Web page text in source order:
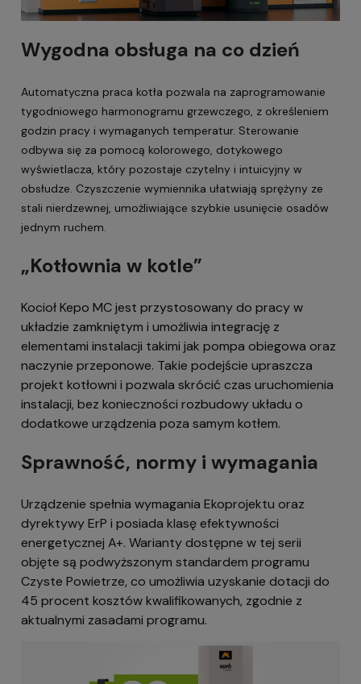
Wygodna obsługa na co dzień
Automatyczna praca kotła pozwala na zaprogramowanie
tygodniowego harmonogramu grzewczego, z określeniem
godzin pracy i wymaganych temperatur. Sterowanie
odbywa się za pomocą kolorowego, dotykowego
wyświetlacza, który pozostaje czytelny i intuicyjny w
obsłudze. Czyszczenie wymiennika ułatwiają sprężyny ze
stali nierdzewnej, umożliwiające szybkie usunięcie osadów
jednym ruchem.
„Kotłownia w kotle”
Kocioł Kepo MC jest przystosowany do pracy w
układzie zamkniętym i umożliwia integrację z
elementami instalacji takimi jak pompa obiegowa oraz
naczynie przeponowe. Takie podejście upraszcza
projekt kotłowni i pozwala skrócić czas uruchomienia
instalacji, bez konieczności rozbudowy układu o
dodatkowe urządzenia poza samym kotłem.
Sprawność, normy i wymagania
Urządzenie spełnia wymagania Ekoprojektu oraz
dyrektywy ErP i posiada klasę efektywności
energetycznej A+. Warianty dostępne w tej serii
objęte są podwyższonym standardem programu
Czyste Powietrze, co umożliwia uzyskanie dotacji do
45 procent kosztów kwalifikowanych, zgodnie z
aktualnymi zasadami programu.